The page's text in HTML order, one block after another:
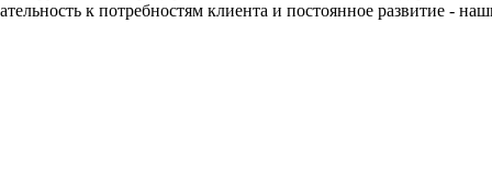
к потребностям клиента и постоянное развитие -